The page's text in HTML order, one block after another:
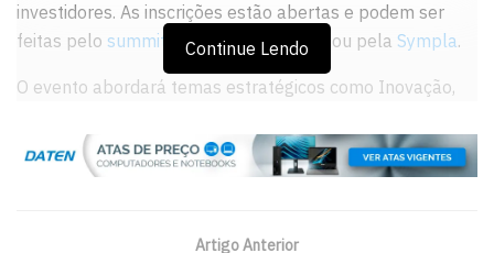
investidores. As inscrições estão abertas e podem ser
feitas pelo summitmadeinbahia.com.br ou pela Sympla.
O evento abordará temas estratégicos como Inovação,
Desenvolvimento Social e Comunicação. Segundo Mário
Dantas, presidente do LIDE Bahia, um dos realizadores
Continue Lendo
Artigo Anterior